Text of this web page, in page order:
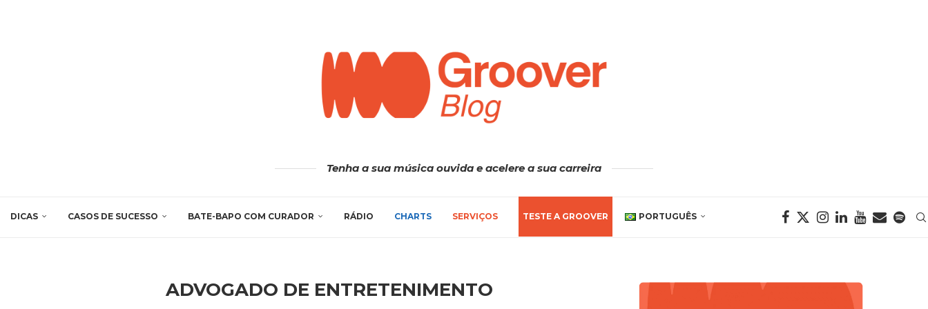
Tenha a sua música ouvida e acelere a sua carreira
DICAS CASOS DE SUCESSO BATE-BAPO COM CURADOR RÁDIO CHARTS SERVIÇOS TESTE A GROOVER PORTUGUÊS
ADVOGADO DE ENTRETENIMENTO